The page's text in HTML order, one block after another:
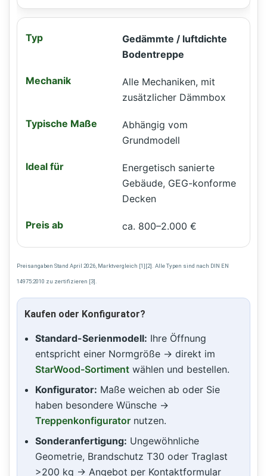
Gedämmte / luftdichte
Bodentreppe
Alle Mechaniken, mit
zusätzlicher Dämmbox
Abhängig vom
Grundmodell
Energetisch sanierte
Gebäude, GEG-konforme
Decken
ca. 800–2.000 €
Preisangaben Stand April 2026, Marktvergleich [1][2]. Alle Typen sind nach DIN EN
14975:2010 zu zertifizieren [3].
Kaufen oder Konfigurator?
Standard-Serienmodell: Ihre Öffnung
entspricht einer Normgröße → direkt im
StarWood-Sortiment wählen und bestellen.
Konfigurator: Maße weichen ab oder Sie
haben besondere Wünsche →
Treppenkonfigurator nutzen.
Sonderanfertigung: Ungewöhnliche
Geometrie, Brandschutz T30 oder Traglast
>200 kg → Angebot per Kontaktformular